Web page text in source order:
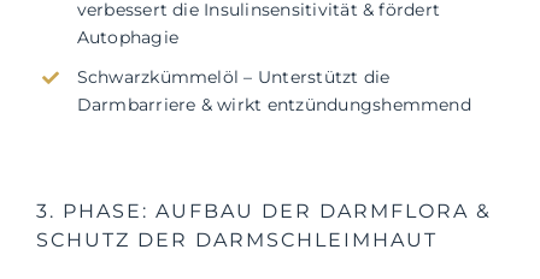
verbessert die Insulinsensitivität & fördert
Autophagie
Schwarzkümmelöl – Unterstützt die
Darmbarriere & wirkt entzündungshemmend
3. PHASE: AUFBAU DER DARMFLORA &
SCHUTZ DER DARMSCHLEIMHAUT